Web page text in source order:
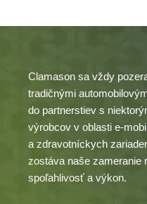
Clamason sa vždy
tradičnými
do partnerstiev s
výrobcov v oblasti e-
a zdravotníckych
zostáva naše zameranie
spoľahlivosť a výkon.